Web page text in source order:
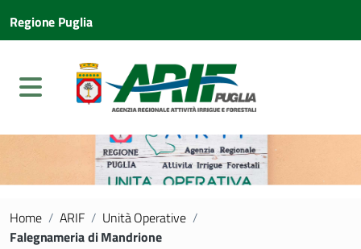
Regione Puglia
Home / ARIF / Unità Operative /
Falegnameria di Mandrione